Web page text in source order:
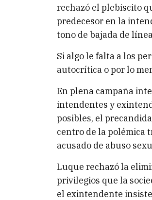
rechazó el plebiscito
predecesor en la
tono de bajada de
Si algo le falta a los
autocrítica o por lo
En plena campaña
intendentes y
posibles, el
centro de la polémica
acusado de abuso
Luque rechazó la
privilegios que la
el exintendente